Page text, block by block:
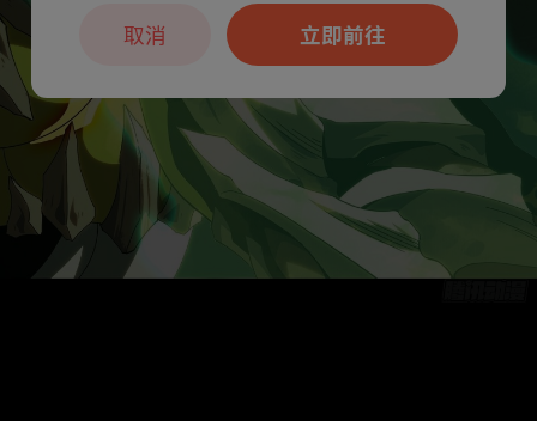
立即前往
取消